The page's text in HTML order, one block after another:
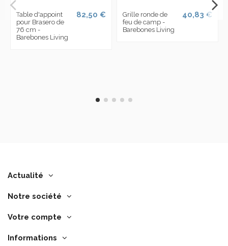
Table d'appoint
pour Brasero de
76 cm -
Barebones Living
82,50 €
Grille ronde de
feu de camp -
Barebones Living
40,83 €
Actualité
Notre société
Votre compte
Informations